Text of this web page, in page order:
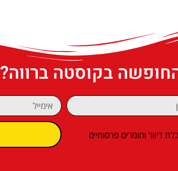
בקוסטה ברווה?
דיוור וחומרים פרסומיים